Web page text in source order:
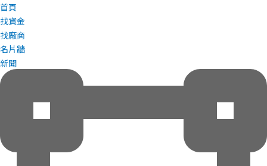
首頁
找資金
找廠商
名片牆
新聞